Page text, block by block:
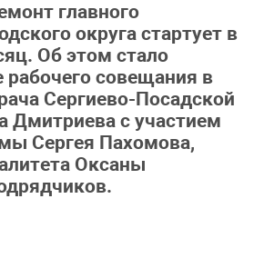
главного
округа стартует в
Об этом стало
рабочего совещания в
Сергиево-Посадской
Дмитриева с участием
Сергея Пахомова,
Оксаны